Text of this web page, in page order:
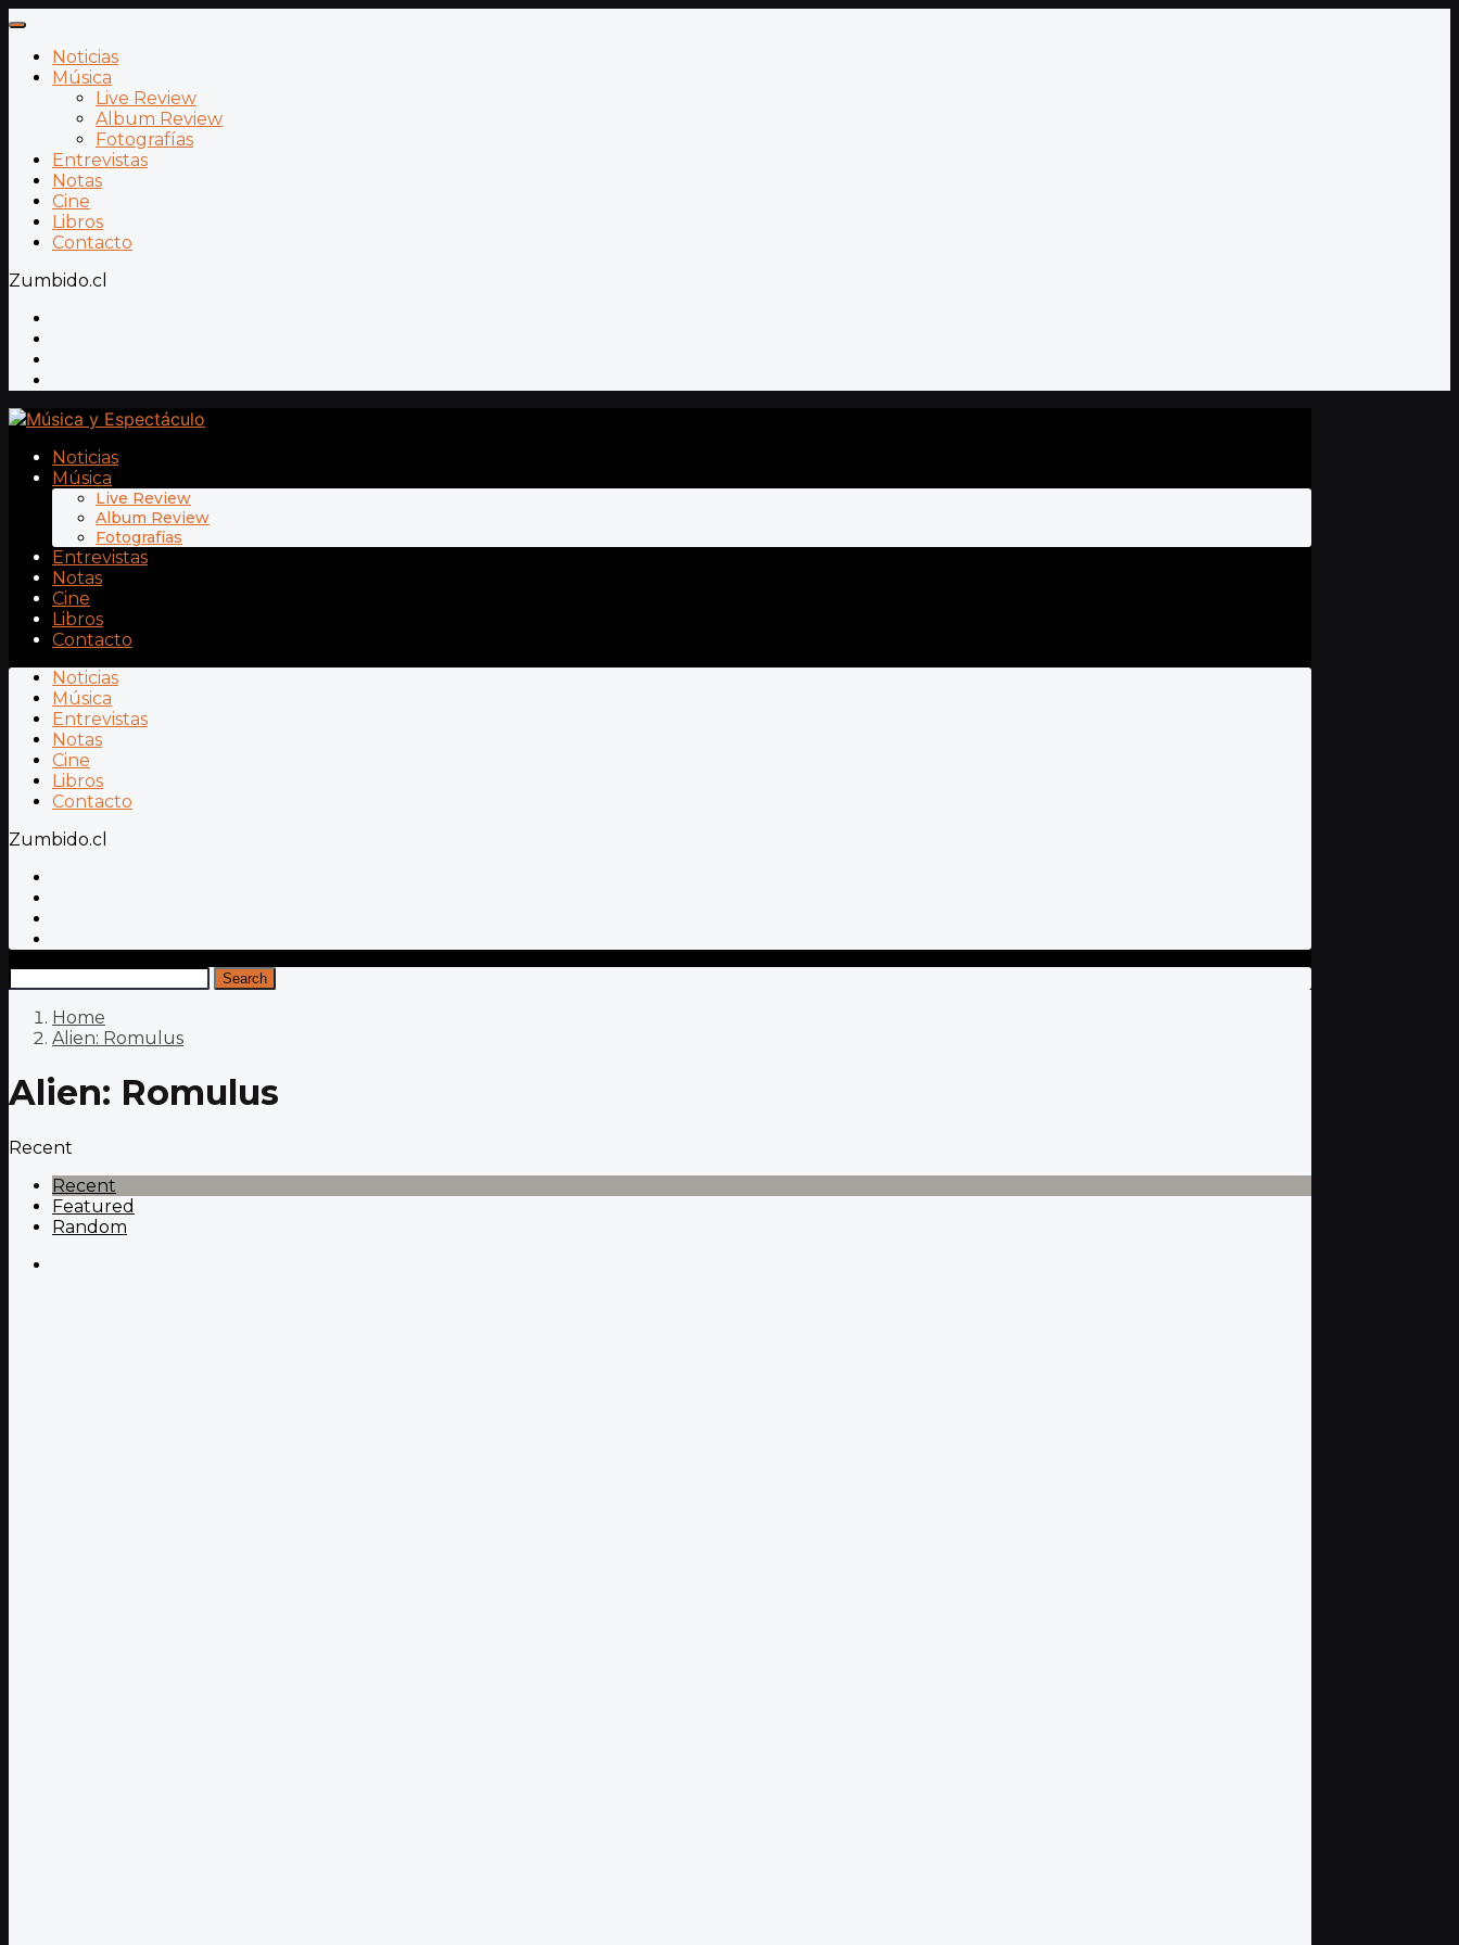
Noticias
Música
Live Review
Album Review
Fotografías
Entrevistas
Notas
Cine
Libros
Contacto
Zumbido.cl
Noticias
Música
Live Review
Album Review
Fotografías
Entrevistas
Notas
Cine
Libros
Contacto
Noticias
Música
Entrevistas
Notas
Cine
Libros
Contacto
Zumbido.cl
Search
Home
Alien: Romulus
Alien: Romulus
Recent
Recent
Featured
Random